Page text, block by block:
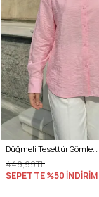
Düğmeli Tesettür Gömlek 612137 - PEMBE
449,99TL
SEPETTE %50 İNDİRİM